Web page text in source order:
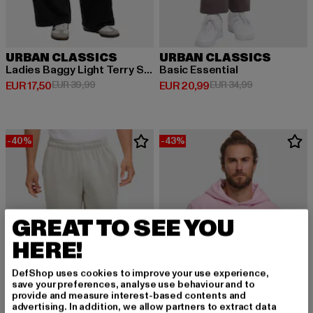
URBAN CLASSICS
Ladies Baggy Light Terry Sweat Pants
EUR 17,50
Derzeitiger Preis: EUR 17,50
EUR 39,99Aktionspreis: EUR 39,99
URBAN CLASSICS
Basic Essential
EUR 20,99
Derzeitiger Preis: EUR 20,99
EUR 34,99Aktionspreis:
-40% -43%
GREAT TO SEE YOU
HERE!
DefShop uses cookies to improve your use experience,
save your preferences, analyse use behaviour and to
provide and measure interest-based contents and
advertising. In addition, we allow partners to extract data